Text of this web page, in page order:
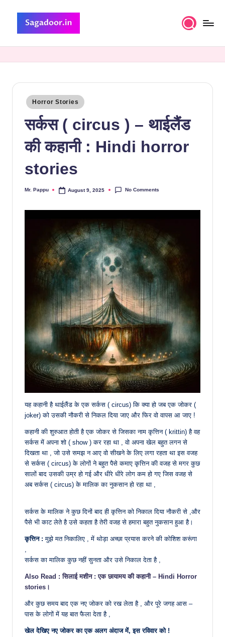
content
o
o
Collection
Posted
in
Horror Stories
सर्कस ( circus ) – थाईलैंड
की कहानी : Hindi horror
stories
Posted
Mr. Pappu August 9, 2025 No Comments
यह कहानी है थाईलैंड के एक सर्कस ( circus) कि क्या हो जब एक जोकर (
joker) को उसकी नौकरी से निकल दिया जाए और फिर वो वापस आ जाए !
कहानी की शुरुआत होती है एक जोकर से जिसका नाम कृत्तिन ( krittin) है वह
सर्कस में अपना शो ( show ) कर रहा था , वो अपना खेल बहुत लगन से
दिखता था , जो उसे समझ न आए वो सीखने के लिए लगा रहता था इस वजह
से सर्कस ( circus) के लोगों ने बहुत पैसे कमाए कृत्तिन की वजह से मगर कुछ
सालों बाद उसकी उम्र हो गई और धीरे धीरे लोग कम हो गए जिस वजह से
अब सर्कस ( circus) के मालिक का नुकसान हो रहा था ,
सर्कस के मालिक ने कुछ दिनों बाद ही कृत्तिन को निकाल दिया नौकरी से ,और
पैसे भी काट लेते है उसे कहता है तेरी वजह से हमारा बहुत नुकसान हुआ है।
कृत्तिन : मुझे मत निकालिए , में थोड़ा अच्छा प्रयास करने की कोशिश करूंगा
सर्कस का मालिक कुछ नहीं सुनता और उसे निकाल देता है ,
Also Read : सिलाई मशीन : एक छायामय की कहानी – Hindi Horror
stories।
और कुछ समय बाद एक नए जोकर को रख लेता है , और पूरे जगह आस –
पास के लोगों में यह बात फैला देता है ,
खेल देखिए नए जोकर का एक अलग अंदाज में, इस रविवार को !